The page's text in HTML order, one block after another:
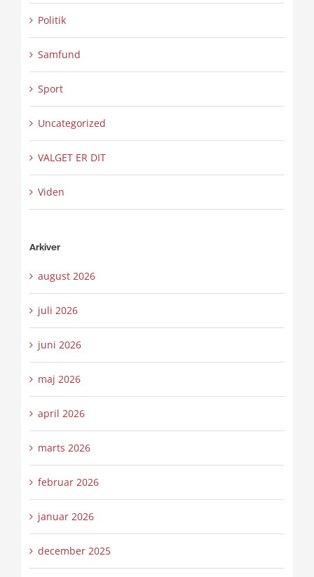
Politik
Samfund
Sport
Uncategorized
VALGET ER DIT
Viden
Arkiver
august 2026
juli 2026
juni 2026
maj 2026
april 2026
marts 2026
februar 2026
januar 2026
december 2025